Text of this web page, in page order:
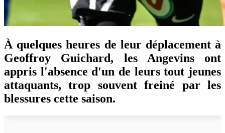
À quelques heures de leur déplacement à
Geoffroy Guichard, les Angevins ont
appris l'absence d'un de leurs tout jeunes
attaquants, trop souvent freiné par les
blessures cette saison.